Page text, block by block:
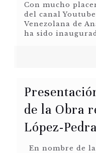
Con mucho
del canal
Venezolana de
ha sido
de la Obra
López-
En nombre de